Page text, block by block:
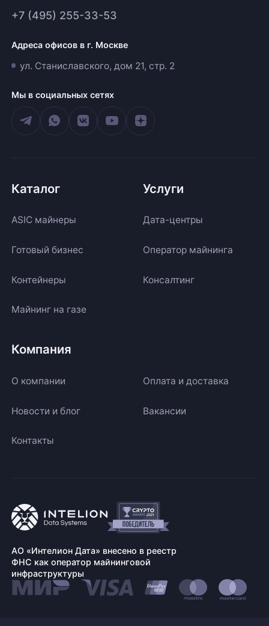
+7 (495) 255-33-53
Адреса офисов в г. Москве
ул. Станиславского, дом 21, стр. 2
Мы в социальных сетях
Каталог
ASIC майнеры
Готовый бизнес
Контейнеры
Майнинг на газе
Услуги
Дата-центры
Оператор майнинга
Консалтинг
Компания
О компании Оплата и доставка
Новости и блог Вакансии
Контакты
АО «Интелион Дата» внесено в реестр
ФНС как оператор майнинговой
инфраструктуры